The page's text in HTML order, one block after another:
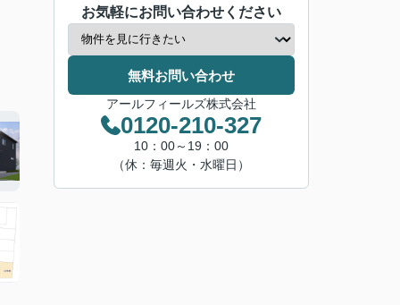
お気軽にお問い合わせください
無料お問い合わせ
アールフィールズ株式会社
0120-210-327
10：00～19：00
（休：毎週火・水曜日）